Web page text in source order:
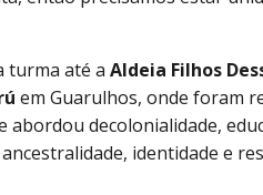
turma até aAldeia Filhos
em Guarulhos, onde foram
abordou decolonialidade,
identidade e